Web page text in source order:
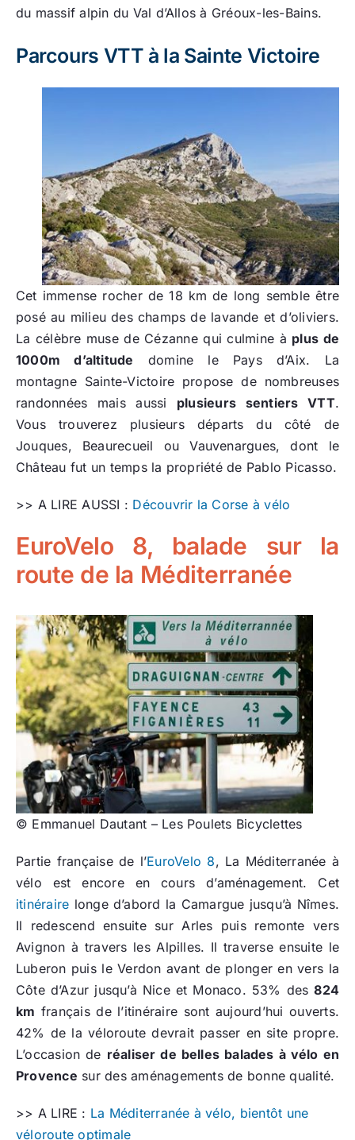
du massif alpin du Val d’Allos à Gréoux-les-Bains.
Parcours VTT à la Sainte Victoire
Cet immense rocher de 18 km de long semble être
posé au milieu des champs de lavande et d’oliviers.
La célèbre muse de Cézanne qui culmine à plus de
1000m d’altitude domine le Pays d’Aix. La
montagne Sainte-Victoire propose de nombreuses
randonnées mais aussi plusieurs sentiers VTT.
Vous trouverez plusieurs départs du côté de
Jouques, Beaurecueil ou Vauvenargues, dont le
Château fut un temps la propriété de Pablo Picasso.
>> A LIRE AUSSI : Découvrir la Corse à vélo
EuroVelo 8, balade sur la
route de la Méditerranée
© Emmanuel Dautant – Les Poulets Bicyclettes
Partie française de l’EuroVelo 8, La Méditerranée à
vélo est encore en cours d’aménagement. Cet
itinéraire longe d’abord la Camargue jusqu’à Nîmes.
Il redescend ensuite sur Arles puis remonte vers
Avignon à travers les Alpilles. Il traverse ensuite le
Luberon puis le Verdon avant de plonger en vers la
Côte d’Azur jusqu’à Nice et Monaco. 53% des824
km français de l’itinéraire sont aujourd’hui ouverts.
42% de la véloroute devrait passer en site propre.
L’occasion de réaliser de belles balades à vélo en
Provence sur des aménagements de bonne qualité.
>> A LIRE : La Méditerranée à vélo, bientôt une
véloroute optimale